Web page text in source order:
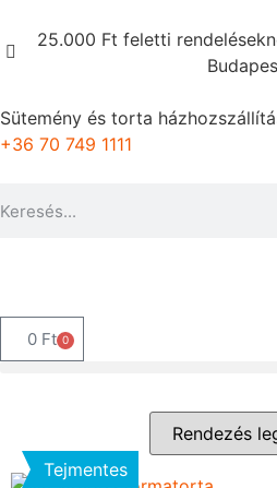
25.000 Ft feletti
Sütemény és torta
+36 70 749 1111
0 Ft 0
Tejmentes